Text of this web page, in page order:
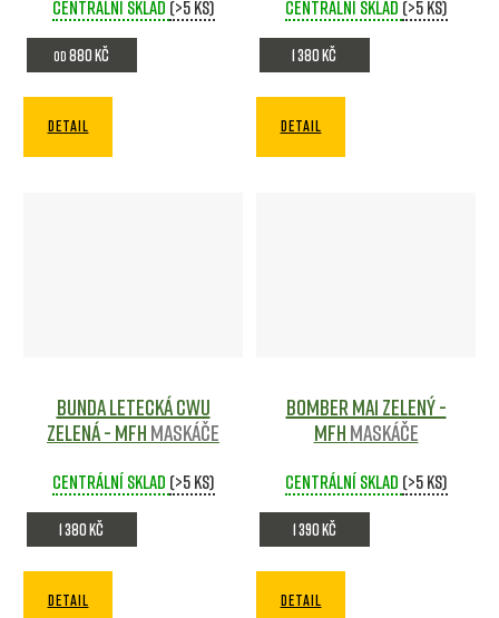
Centrální sklad (>5 ks)
od 880 Kč
DETAIL
Centrální sklad (>5 ks)
1 380 Kč
DETAIL
Bunda letecká CWU
Zelená - MFH Maskáče
Centrální sklad (>5 ks)
1 380 Kč
DETAIL
Bomber MA1 Zelený -
MFH Maskáče
Centrální sklad (>5 ks)
1 390 Kč
DETAIL